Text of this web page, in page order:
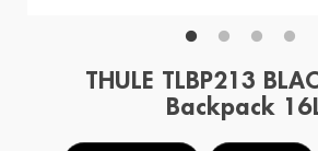
THULE TLBP213
Backpack